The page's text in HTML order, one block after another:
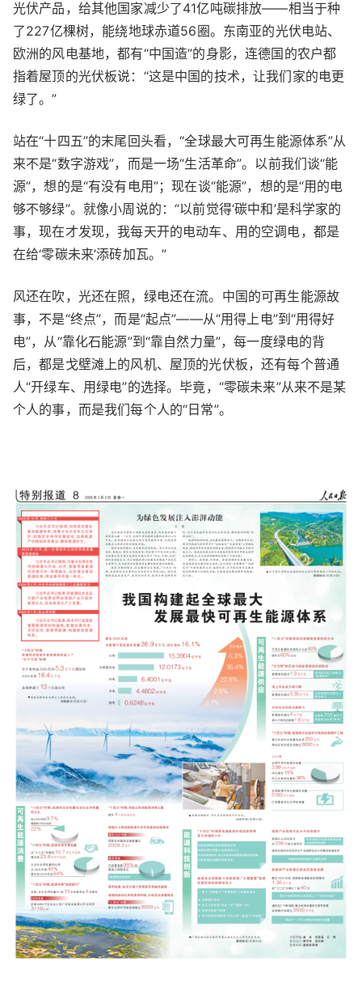
光伏产品，给其他国家减少了41亿吨碳排放——相当于种
了227亿棵树，能绕地球赤道56圈。东南亚的光伏电站、
欧洲的风电基地，都有“中国造”的身影，连德国的农户都
指着屋顶的光伏板说：“这是中国的技术，让我们家的电更
绿了。”
站在“十四五”的末尾回头看，“全球最大可再生能源体系”从
来不是“数字游戏”，而是一场“生活革命”。以前我们谈“能
源”，想的是“有没有电用”；现在谈“能源”，想的是“用的电
够不够绿”。就像小周说的：“以前觉得‘碳中和’是科学家的
事，现在才发现，我每天开的电动车、用的空调电，都是
在给‘零碳未来’添砖加瓦。”
风还在吹，光还在照，绿电还在流。中国的可再生能源故
事，不是“终点”，而是“起点”——从“用得上电”到“用得好
电”，从“靠化石能源”到“靠自然力量”，每一度绿电的背
后，都是戈壁滩上的风机、屋顶的光伏板，还有每个普通
人“开绿车、用绿电”的选择。毕竟，“零碳未来”从来不是某
个人的事，而是我们每个人的“日常”。